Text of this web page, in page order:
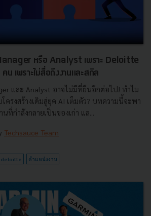
หรือ Analyst เพราะ Deloitte
น เพราะไม่สื่อถึงงานและสกิล
และ Analyst อาจไม่มีที่ยืนอีกต่อไป! ทำไม
ครงสร้างเดิมสู่ยุค AI เต็มตัว? บทความนี้จะพา
ที่กำลังกลายเป็นของเก่า แล...
Techsauce Team
deloitte ตำแหน่งงาน